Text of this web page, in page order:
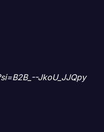
JkoU_JJQpy